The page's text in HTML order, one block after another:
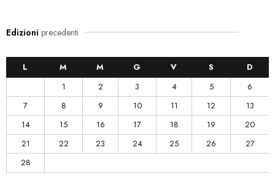
Edizioni precedenti
L M M G V S
D
1
2 3 4 5
6
7
8 9 10 11 12
13
14
15 16 17 18 19
20
21
22 23 24 25 26
27
28